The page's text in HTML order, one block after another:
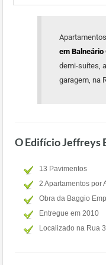
em Balneário
demi-suítes,
garagem, na
O Edifício Jeffreys
13 Pavimentos
2 Apartamentos por
Obra da Baggio
Entregue em 2010
Localizado na Rua